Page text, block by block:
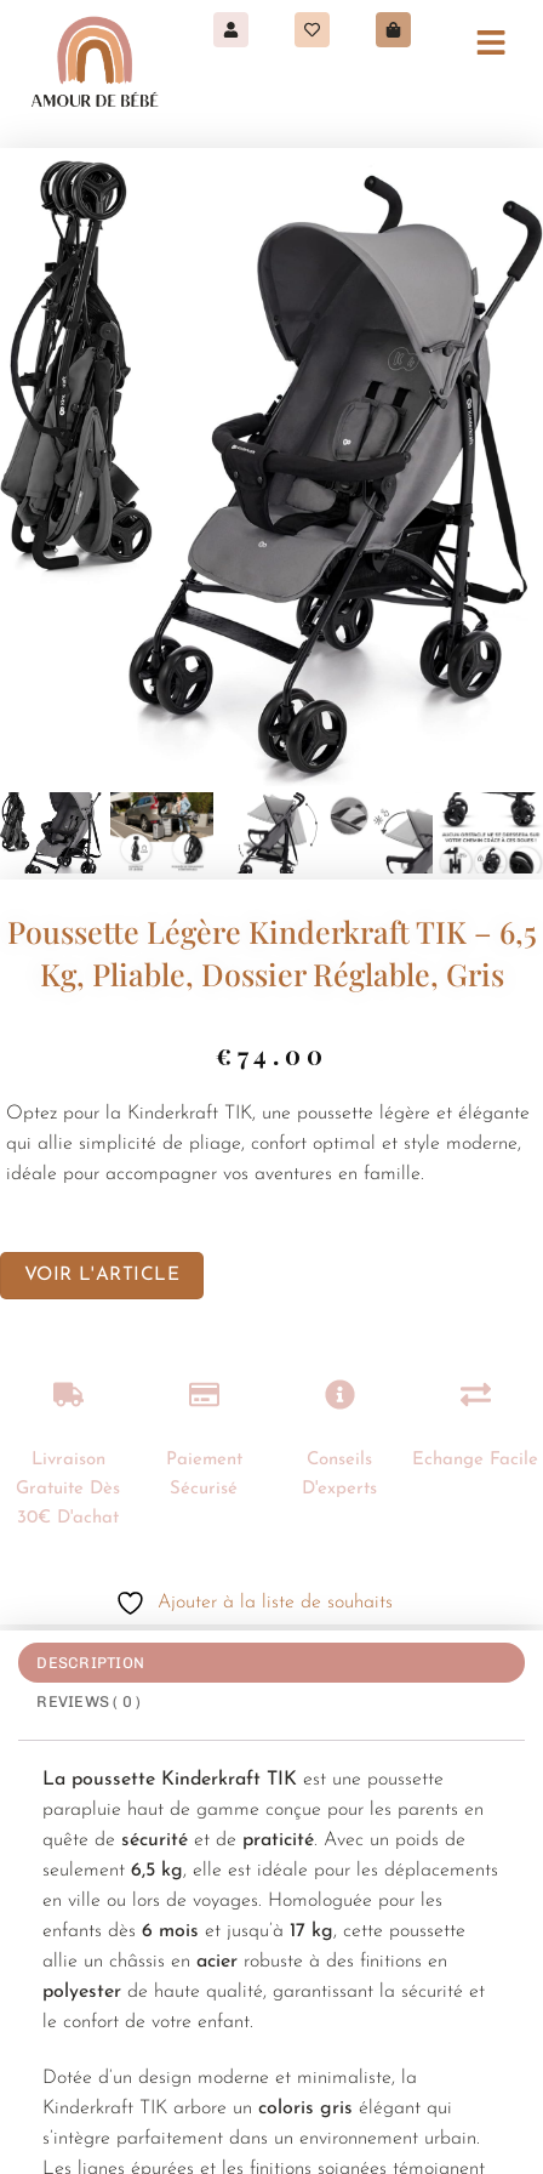
Poussette Légère Kinderkraft TIK – 6,5
Kg, Pliable, Dossier Réglable, Gris
€ 74.00
Optez pour la Kinderkraft TIK, une poussette légère et élégante
qui allie simplicité de pliage, confort optimal et style moderne,
idéale pour accompagner vos aventures en famille.
VOIR L'ARTICLE
Livraison
Gratuite Dès
30€ D'achat
Paiement
Sécurisé
Conseils
D'experts
Echange Facile
Ajouter à la liste de souhaits
DESCRIPTION
REVIEWS ( 0 )
La poussette Kinderkraft TIK est une poussette
parapluie haut de gamme conçue pour les parents en
quête de sécurité et de praticité. Avec un poids de
seulement 6,5 kg, elle est idéale pour les déplacements
en ville ou lors de voyages. Homologuée pour les
enfants dès 6 mois et jusqu’à 17 kg, cette poussette
allie un châssis en acier robuste à des finitions en
polyester de haute qualité, garantissant la sécurité et
le confort de votre enfant.
Dotée d’un design moderne et minimaliste, la
Kinderkraft TIK arbore un coloris gris élégant qui
s’intègre parfaitement dans un environnement urbain.
Les lignes épurées et les finitions soignées témoignent